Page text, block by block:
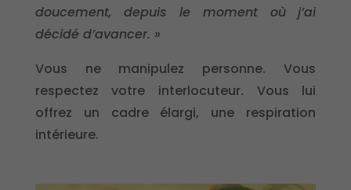
doucement, depuis le moment où j’ai
décidé d’avancer. »
Vous ne manipulez personne. Vous
respectez votre interlocuteur. Vous lui
offrez un cadre élargi, une respiration
intérieure.